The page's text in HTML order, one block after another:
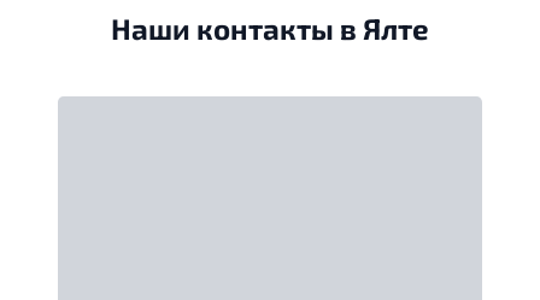
Наши контакты в Ялте